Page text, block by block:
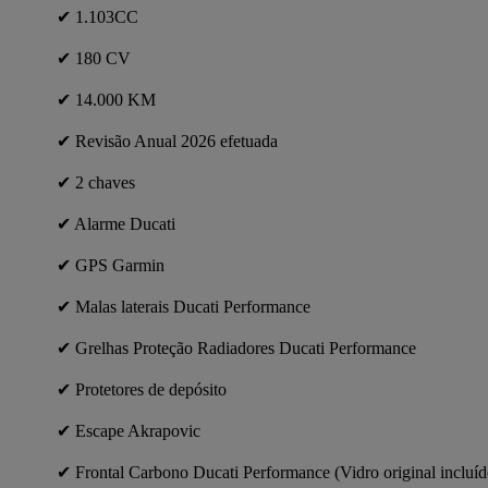
✔ 1.103CC
✔ 180 CV
✔ 14.000 KM
✔ Revisão Anual 2026 efetuada
✔ 2 chaves
✔ Alarme Ducati
✔ GPS Garmin
✔ Malas laterais Ducati Performance
✔ Grelhas Proteção Radiadores Ducati Performance
✔ Protetores de depósito
✔ Escape Akrapovic
✔ Frontal Carbono Ducati Performance (Vidro original